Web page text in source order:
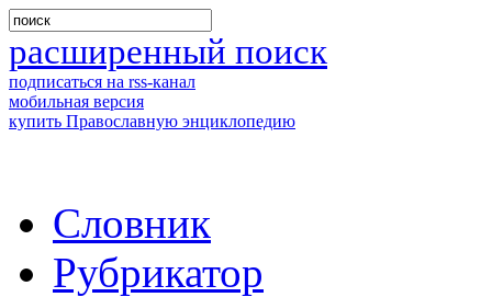
расширенный поиск
подписаться на rss-канал
мобильная версия
купить Православную энциклопедию
Словник
Рубрикатор